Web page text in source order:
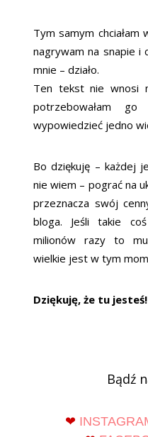
Tym samym chciałam
nagrywam na snapie i
mnie – działo.
Ten tekst nie wnosi
potrzebowałam
wypowiedzieć jedno
Bo dziękuję – każdej
nie wiem – pograć na
przeznacza swój
bloga. Jeśli takie
milionów razy to
wielkie jest w tym
Dziękuję, że tu jesteś!
Bądź
❤